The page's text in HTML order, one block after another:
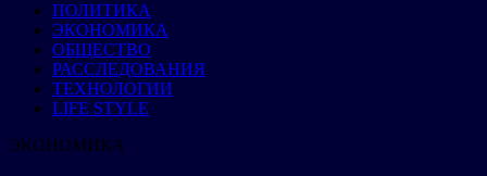
ПОЛИТИКА
ЭКОНОМИКА
ОБЩЕСТВО
РАССЛЕДОВАНИЯ
ТЕХНОЛОГИИ
LIFE STYLE
ЭКОНОМИКА